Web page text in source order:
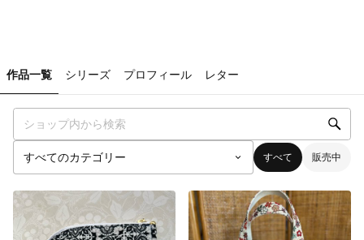
作品一覧 シリーズ プロフィール レター
すべて 販売中